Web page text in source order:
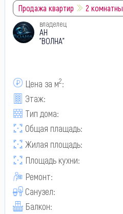
Продажа квартир 2
владелец
АН
"ВОЛНА"
Цена за м2:
Этаж:
Тип дома:
Общая плащадь:
Жилая площадь:
Площадь кухни:
Ремонт:
Санузел:
Балкон: